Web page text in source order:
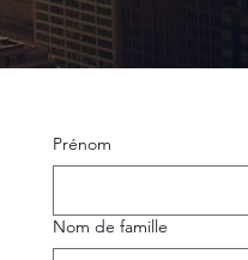
Prénom
Nom de famille